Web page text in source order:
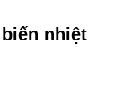
nhiệt